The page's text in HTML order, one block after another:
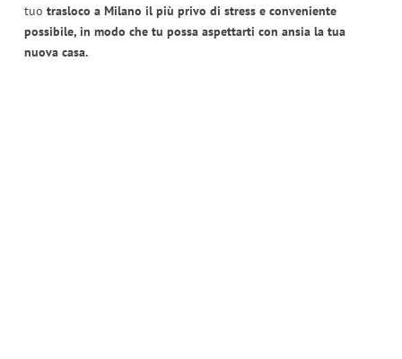
tuo trasloco a Milano il più privo di stress e conveniente
possibile, in modo che tu possa aspettarti con ansia la tua
nuova casa.